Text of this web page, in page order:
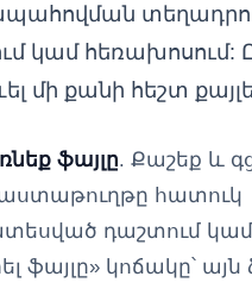
կամ հեռախոսում:
մի քանի հեշտ
ֆայլը. Քաշեք և
հատուկ
դաշտում կամ
ֆայլը» կոճակը՝ այն